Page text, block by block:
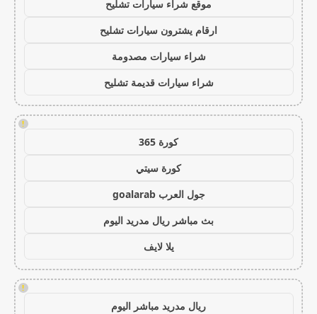
موقع شراء سيارات تشليح
ارقام يشترون سيارات تشليح
شراء سيارات مصدومة
شراء سيارات قديمة تشليح
!
كورة 365
كورة سيتي
جول العرب goalarab
بث مباشر ريال مدريد اليوم
يلا لايف
!
ريال مدريد مباشر اليوم